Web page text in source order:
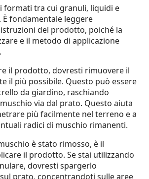
formati tra cui granuli, liquidi e
È fondamentale leggere
del prodotto, poiché la
e il metodo di applicazione
il prodotto, dovresti rimuovere il
il più possibile. Questo può essere
da giardino, raschiando
via dal prato. Questo aiuta
più facilmente nel terreno e a
radici di muschio rimanenti.
è stato rimosso, è il
il prodotto. Se stai utilizzando
dovresti spargerlo
prato, concentrandoti sulle aree